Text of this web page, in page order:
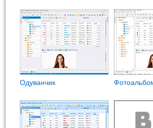
Одуванчик